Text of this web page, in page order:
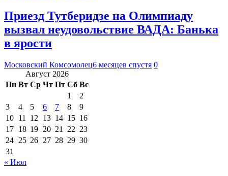
Приезд Тутберидзе на Олимпиаду
вызвал неудовольствие ВАДА: Банька
в ярости
Московский Комсомолец6 месяцев спустя 0
Август 2026
Пн Вт Ср Чт Пт Сб Вс
1
2
3
4 5 6 7 8
9
10 11 12 13 14 15 16
17 18 19 20 21 22 23
24 25 26 27 28 29 30
31
« Июл